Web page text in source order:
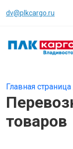
dv@plkcargo.ru
Главная страница
товаров